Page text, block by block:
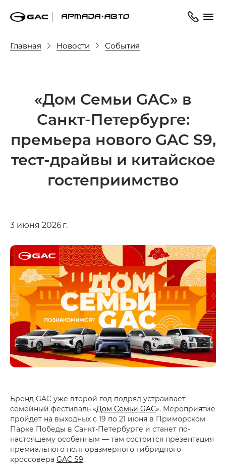
Главная Новости События
«Дом Семьи GAC» в
Санкт-Петербурге:
премьера нового GAC S9,
тест-драйвы и китайское
гостеприимство
3 июня 2026 г.
Бренд GAC уже второй год подряд устраивает
семейный фестиваль «Дом Семьи GAC». Мероприятие
пройдет на выходных с 19 по 21 июня в Приморском
Парке Победы в Санкт-Петербурге и станет по-
настоящему особенным — там состоится презентация
премиального полноразмерного гибридного
кроссовера GAC S9.